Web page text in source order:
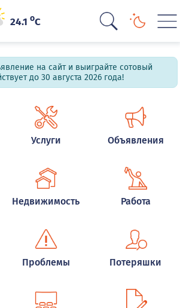
24.1oC
на сайт и выиграйте сотовый
до 30 августа 2026 года!
Услуги Объявления
Недвижимость Работа
Проблемы Потеряшки